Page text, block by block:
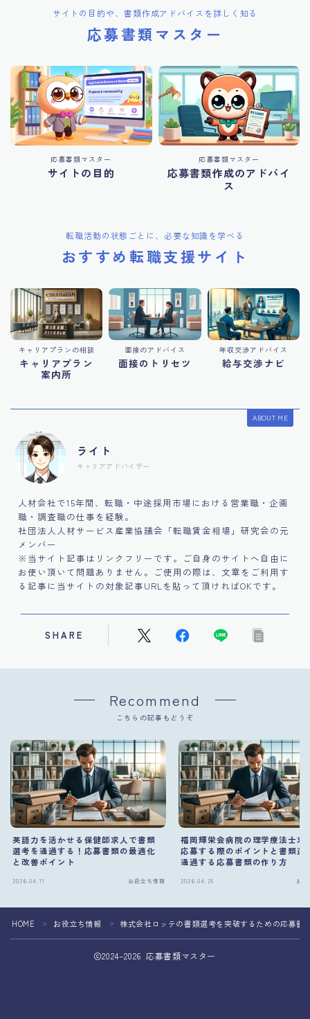
サイトの目的や、書類作成アドバイスを詳しく知る
応募書類マスター
応募書類マスター
サイトの目的
応募書類マスター
応募書類作成のアドバイ
ス
転職活動の状態ごとに、必要な知識を学べる
おすすめ転職支援サイト
キャリアプランの相談
キャリアプラン
案内所
面接のアドバイス
面接のトリセツ
年収交渉アドバイス
給与交渉ナビ
ABOUT ME
ライト
キャリアアドバイザー
人材会社で15年間、転職・中途採用市場における営業職・企画
職・調査職の仕事を経験。
社団法人人材サービス産業協議会「転職賃金相場」研究会の元
メンバー
※当サイト記事はリンクフリーです。ご自身のサイトへ自由に
お使い頂いて問題ありません。ご使用の際は、文章をご利用す
る記事に当サイトの対象記事URLを貼って頂ければOKです。
SHARE
Recommend
こちらの記事もどうぞ
英語力を活かせる保健師求人で書類
選考を通過する！応募書類の最適化
と改善ポイント
2026.04.11 お役立ち情報
福岡輝栄会病院の理学療法士求
応募する際のポイントと書類選
通過する応募書類の作り方
2026.04.25 お
HOME ＞ お役立ち情報 ＞ 株式会社ロッテの書類選考を突破するための応募書
2024–2026 応募書類マスター